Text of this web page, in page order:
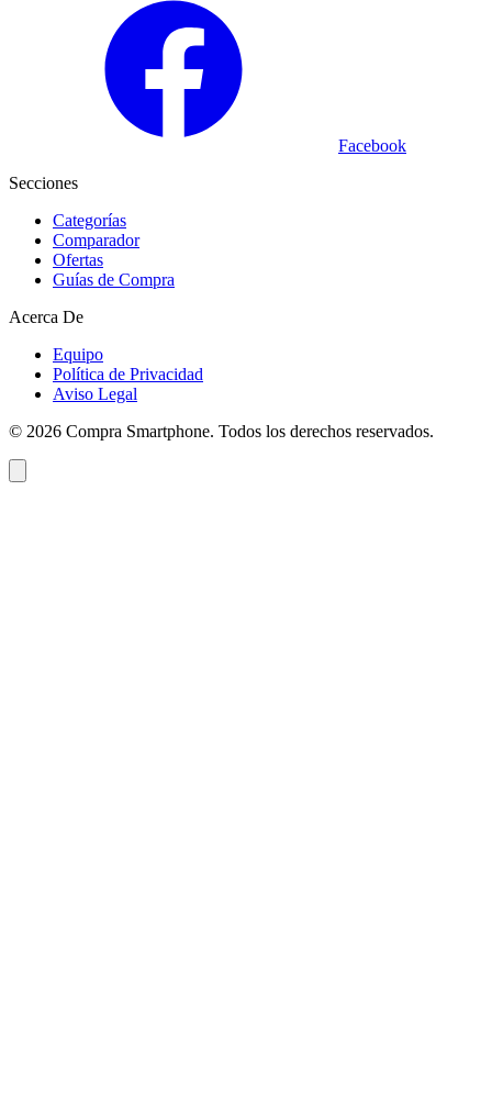
Facebook
Secciones
Categorías
Comparador
Ofertas
Guías de Compra
Acerca De
Equipo
Política de Privacidad
Aviso Legal
© 2026 Compra Smartphone. Todos los derechos reservados.